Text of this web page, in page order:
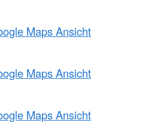
Maps Ansicht
Maps Ansicht
Maps Ansicht